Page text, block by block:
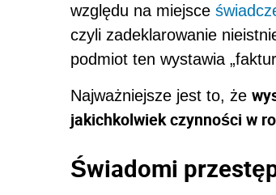
względu na miejsce
czyli zadeklarowanie
podmiot ten wystawia
Najważniejsze jest to, że
jakichkolwiek czynności w
Świadomi